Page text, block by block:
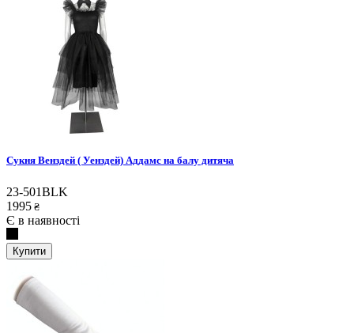
Сукня Венздей ( Уенздей) Аддамс на балу дитяча
23-501BLK
1995 ₴
Є в наявності
Купити